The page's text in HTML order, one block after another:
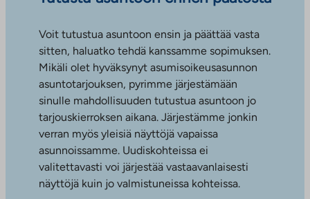
Voit tutustua asuntoon ensin ja päättää vasta
sitten, haluatko tehdä kanssamme sopimuksen.
Mikäli olet hyväksynyt asumisoikeusasunnon
asuntotarjouksen, pyrimme järjestämään
sinulle mahdollisuuden tutustua asuntoon jo
tarjouskierroksen aikana. Järjestämme jonkin
verran myös yleisiä näyttöjä vapaissa
asunnoissamme. Uudiskohteissa ei
valitettavasti voi järjestää vastaavanlaisesti
näyttöjä kuin jo valmistuneissa kohteissa.